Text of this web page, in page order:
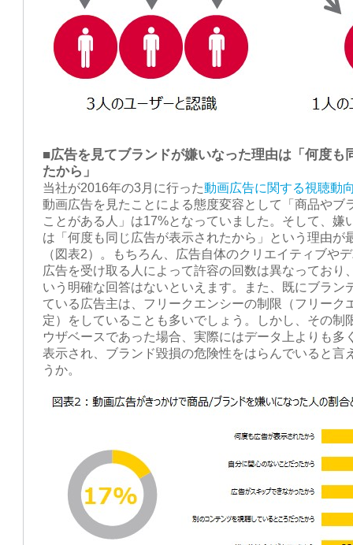
■広告を見てブランドが嫌いなった理由は「何度も
たから」
当社が2016年の3月に行った動画広告に関する視聴動
動画広告を見たことによる態度変容として「商品やブ
ことがある人」は17%となっていました。そして、嫌
は「何度も同じ広告が表示されたから」という理由が
（図表2）。もちろん、広告自体のクリエイティブや
広告を受け取る人によって許容の回数は異なっており
いう明確な回答はないといえます。また、既にブラン
ている広告主は、フリークエンシーの制限（フリーク
定）をしていることも多いでしょう。しかし、その制
ウザベースであった場合、実際にはデータ上よりも多
表示され、ブランド毀損の危険性をはらんでいると言
うか。